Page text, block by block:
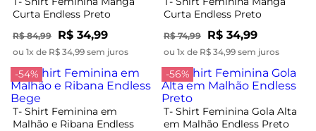
Curta Endless Preto
R$ 84,99 R$ 34,99
ou 1x de R$ 34,99 sem juros
Curta Endless Preto
R$ 74,99 R$ 34,99
ou 1x de R$ 34,99 sem juros
-54%
T- Shirt Feminina em
Malhão e Ribana Endless
-56%
T- Shirt Feminina Gola Alta
em Malhão Endless Preto